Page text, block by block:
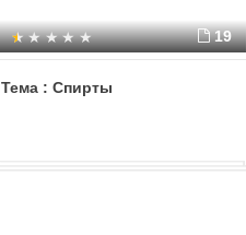
19
Тема : Спирты